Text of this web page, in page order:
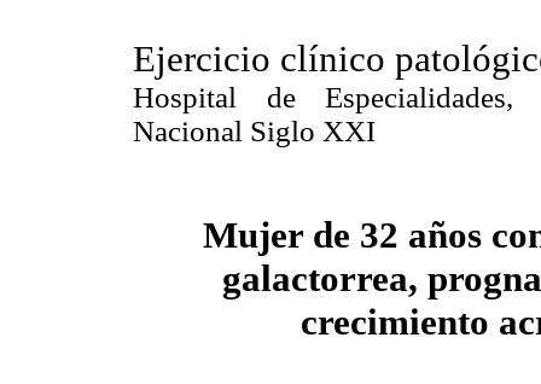
Ejercicio clínico
Hospital de Especialidades,
Nacional Siglo XXI
Mujer de 32 años
galactorrea,
crecimiento